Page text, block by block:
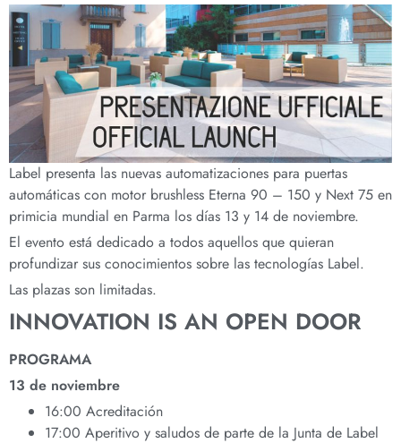
Label presenta las nuevas automatizaciones para puertas
automáticas con motor brushless Eterna 90 – 150 y Next 75 en
primicia mundial en Parma los días 13 y 14 de noviembre.
El evento está dedicado a todos aquellos que quieran
profundizar sus conocimientos sobre las tecnologías Label.
Las plazas son limitadas.
INNOVATION IS AN OPEN DOOR
PROGRAMA
13 de noviembre
16:00 Acreditación
17:00 Aperitivo y saludos de parte de la Junta de Label